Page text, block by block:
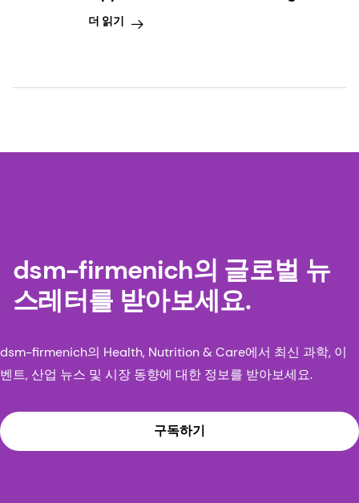
더 읽기
dsm-firmenich의 글로벌 뉴
스레터를 받아보세요.
dsm-firmenich의 Health, Nutrition & Care에서 최신 과학, 이
벤트, 산업 뉴스 및 시장 동향에 대한 정보를 받아보세요.
구독하기